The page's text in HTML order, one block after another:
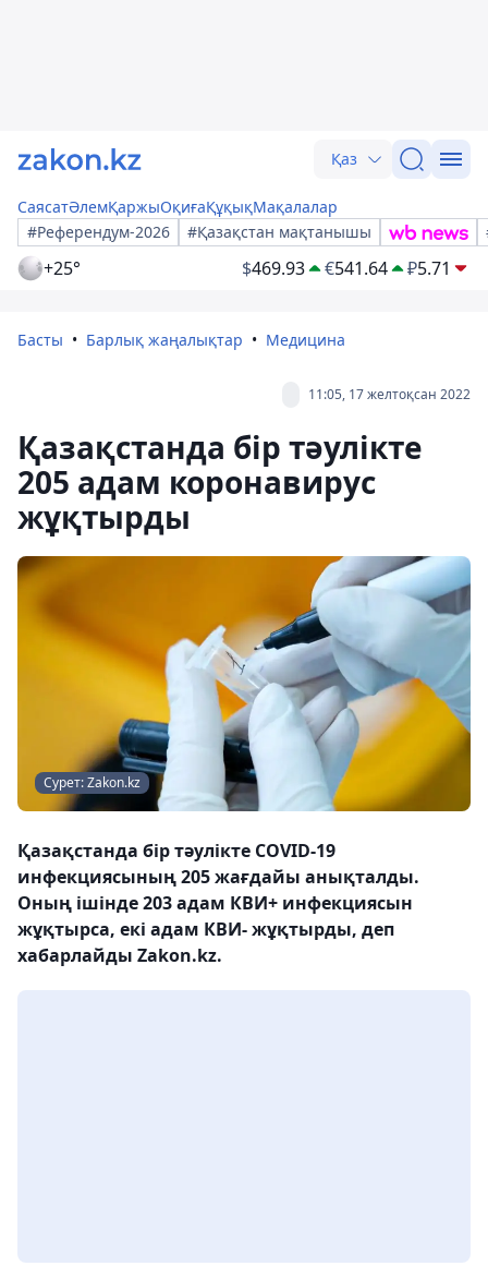
Қаз
СаясатӘлемҚаржыОқиғаҚұқықМақалалар
#Референдум-2026
#Қазақстан мақтанышы
+25° $469.93 €541.64 ₽5.71
Басты Барлық жаңалықтар Медицина
11:05, 17 желтоқсан 2022
Қазақстанда бір тәулікте
205 адам коронавирус
жұқтырды
Сурет: Zakon.kz
Қазақстанда бір тәулікте COVID-19
инфекциясының 205 жағдайы анықталды.
Оның ішінде 203 адам КВИ+ инфекциясын
жұқтырса, екі адам КВИ- жұқтырды, деп
хабарлайды Zakon.kz.